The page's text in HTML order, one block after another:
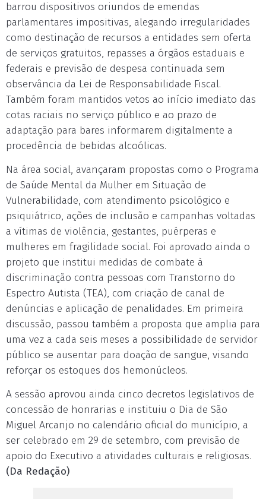
barrou dispositivos oriundos de emendas
parlamentares impositivas, alegando irregularidades
como destinação de recursos a entidades sem oferta
de serviços gratuitos, repasses a órgãos estaduais e
federais e previsão de despesa continuada sem
observância da Lei de Responsabilidade Fiscal.
Também foram mantidos vetos ao início imediato das
cotas raciais no serviço público e ao prazo de
adaptação para bares informarem digitalmente a
procedência de bebidas alcoólicas.
Na área social, avançaram propostas como o Programa
de Saúde Mental da Mulher em Situação de
Vulnerabilidade, com atendimento psicológico e
psiquiátrico, ações de inclusão e campanhas voltadas
a vítimas de violência, gestantes, puérperas e
mulheres em fragilidade social. Foi aprovado ainda o
projeto que institui medidas de combate à
discriminação contra pessoas com Transtorno do
Espectro Autista (TEA), com criação de canal de
denúncias e aplicação de penalidades. Em primeira
discussão, passou também a proposta que amplia para
uma vez a cada seis meses a possibilidade de servidor
público se ausentar para doação de sangue, visando
reforçar os estoques dos hemonúcleos.
A sessão aprovou ainda cinco decretos legislativos de
concessão de honrarias e instituiu o Dia de São
Miguel Arcanjo no calendário oficial do município, a
ser celebrado em 29 de setembro, com previsão de
apoio do Executivo a atividades culturais e religiosas.
(Da Redação)